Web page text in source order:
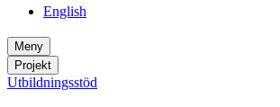
English
Meny
Projekt
Utbildningsstöd